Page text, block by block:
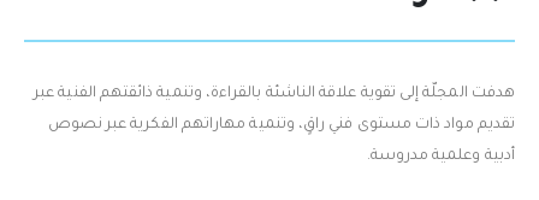
هدفت المجلّة إلى تقوية علاقة الناشئة بالقراءة، وتنمية ذائقتهم الفنية عبر
تقديم مواد ذات مستوى فني راقٍ، وتنمية مهاراتهم الفكرية عبر نصوص
أدبية وعلمية مدروسة.